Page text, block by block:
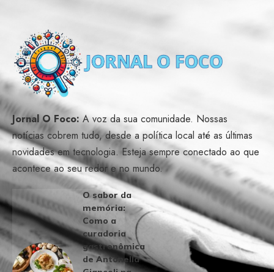
Jornal O Foco:A voz da sua comunidade. Nossas
notícias cobrem tudo, desde a política local até as últimas
novidades em tecnologia. Esteja sempre conectado ao que
acontece ao seu redor e no mundo.
O sabor da
memória:
Como a
curadoria
gastronômica
de Antonella